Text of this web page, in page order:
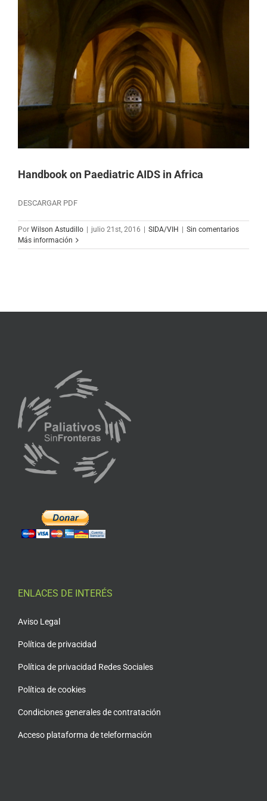
Handbook on Paediatric AIDS in Africa
DESCARGAR PDF
Por Wilson Astudillo julio 21st, 2016 SIDA/VIH
Sin comentarios
Más información
ENLACES DE INTERÉS
Aviso Legal
Política de privacidad
Política de privacidad Redes Sociales
Política de cookies
Condiciones generales de contratación
Acceso plataforma de teleformación